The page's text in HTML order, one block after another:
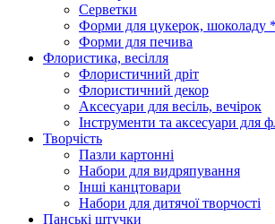
Серветки
Форми для цукерок, шоколаду *
Форми для печива
Флористика, весілля
Флористичний дріт
Флористичний декор
Аксесуари для весіль, вечірок
Інструменти та аксесуари для
Творчість
Пазли картонні
Набори для видряпування
Інші канцтовари
Набори для дитячої творчості
Панські штучки